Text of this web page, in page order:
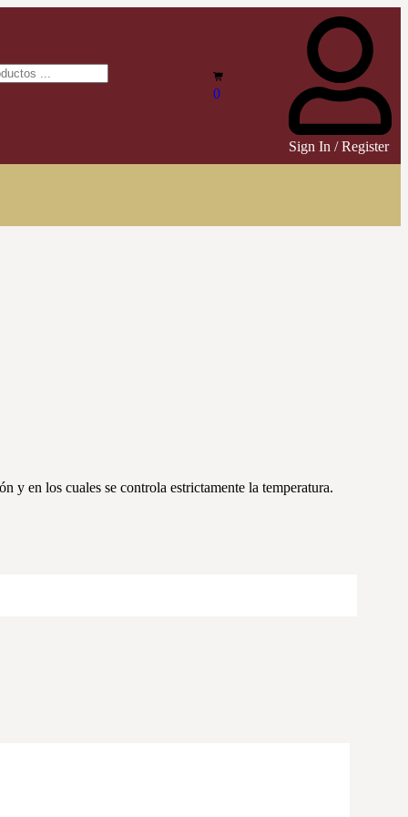
0
Sign In / Register
y en los cuales se controla estrictamente la temperatura.